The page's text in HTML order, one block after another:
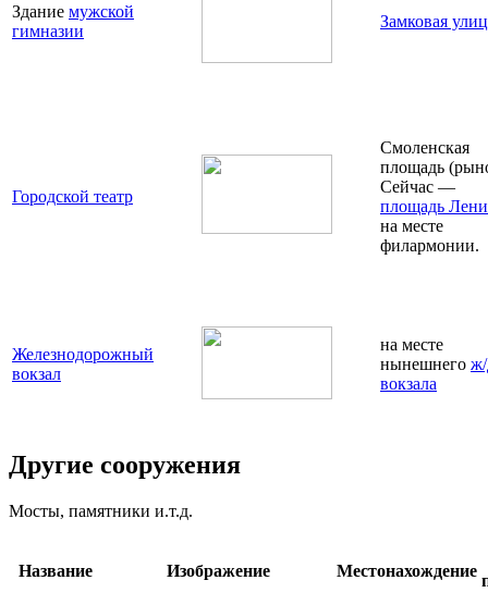
Здание мужской
гимназии
Замковая
Городской театр
Смоленская
площадь
Сейчас —
площадь
на месте
филармонии.
Железнодорожный
вокзал
на месте
нынешнего
вокзала
Другие сооружения
Мосты, памятники и.т.д.
Название Изображение Местонахождение